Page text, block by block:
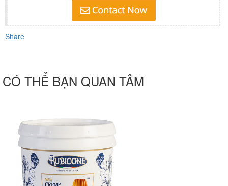
Share
CÓ THỂ BẠN QUAN TÂM